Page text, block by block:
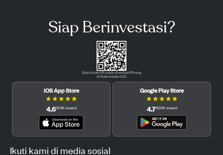
Siap Berinvestasi?
Scan kode QR untuk download Pluang
di Android dan iOS.
iOS App Store
★★★★★
4.6(12.3Kulasan)
Google Play Store
★★★★★
4.7(122.1Kulasan)
Ikuti kami di media sosial